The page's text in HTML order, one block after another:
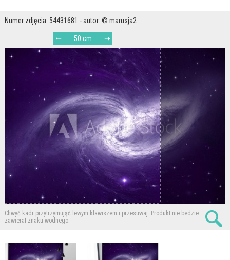
Numer zdjęcia: 54431681 - autor: © marusja2
50 cm
Chwyć kadr przytrzymująć lewym klawiszem i przesuwaj. Produkt nie bedzie
zawierał znaku wodnego.